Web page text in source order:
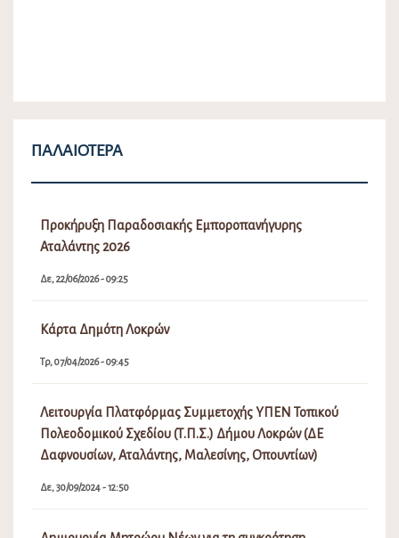
ΠΑΛΑΙΌΤΕΡΑ
Προκήρυξη Παραδοσιακής Εμποροπανήγυρης
Αταλάντης 2026
Δε, 22/06/2026 - 09:25
Κάρτα Δημότη Λοκρών
Τρ, 07/04/2026 - 09:45
Λειτουργία Πλατφόρμας Συμμετοχής ΥΠΕΝ Τοπικού
Πολεοδομικού Σχεδίου (Τ.Π.Σ.) Δήμου Λοκρών (ΔΕ
Δαφνουσίων, Αταλάντης, Μαλεσίνης, Οπουντίων)
Δε, 30/09/2024 - 12:50